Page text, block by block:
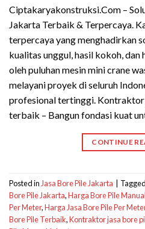
Ciptakaryakonstruksi.Com –
Jakarta Terbaik & Terpercaya.
terpercaya yang menghadirkan
kualitas unggul, hasil kokoh,
oleh puluhan mesin mini crane
melayani proyek di seluruh
profesional tertinggi.
terbaik – Bangun fondasi kuat
CONTINUE
Posted inJasa Bore Pile Jakarta Tagged
Bore Pile Jakarta,Harga Bore Pile
Per Meter,Harga Jasa Bore Pile Per
Bore Pile Terbaik,Kontraktor jasa bore